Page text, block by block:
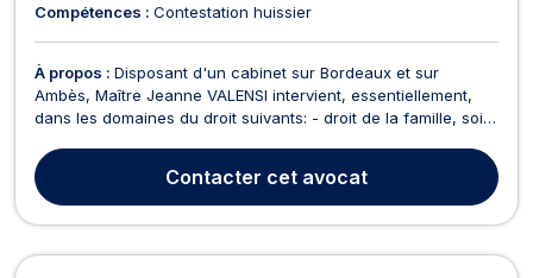
Compétences : Contestation huissier
À propos : Disposant d'un cabinet sur Bordeaux et sur
Ambès, Maître Jeanne VALENSI intervient, essentiellement,
dans les domaines du droit suivants: - droit de la famille, soit
divorce, de séparation de corps, de liquidation du régime
matrimonial) ainsi que dans les procédu...
Contacter cet avocat